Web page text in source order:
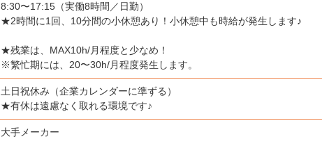
8:30〜17:15（実働8時間／日勤）
★2時間に1回、10分間の小休憩あり！小休憩中も時給が発生します♪
★残業は、MAX10h/月程度と少なめ！
※繁忙期には、20〜30h/月程度発生します。
土日祝休み（企業カレンダーに準ずる）
★有休は遠慮なく取れる環境です♪
大手メーカー